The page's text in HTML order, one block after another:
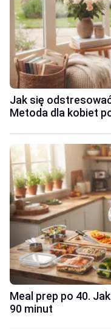
Jak się
Metoda dla kobiet
Meal prep po 40.
90 minut